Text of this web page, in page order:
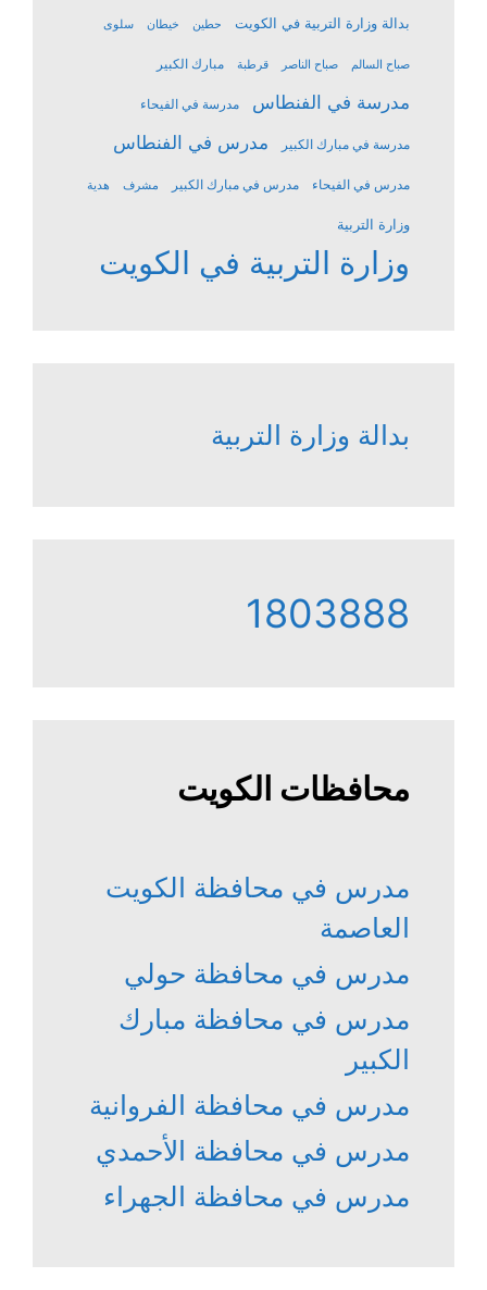
بدالة وزارة التربية في الكويت حطين خيطان سلوى
صباح السالم صباح الناصر قرطبة مبارك الكبير
مدرسة في الفنطاس مدرسة في الفيحاء
مدرسة في مبارك الكبير مدرس في الفنطاس
مدرس في الفيحاء مدرس في مبارك الكبير مشرف هدية
وزارة التربية
وزارة التربية في الكويت
بدالة وزارة التربية
1803888
محافظات الكويت
مدرس في محافظة الكويت
العاصمة
مدرس في محافظة حولي
مدرس في محافظة مبارك
الكبير
مدرس في محافظة الفروانية
مدرس في محافظة الأحمدي
مدرس في محافظة الجهراء